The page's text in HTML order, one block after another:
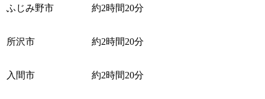
ふじみ野市 約2時間20分
所沢市 約2時間20分
入間市 約2時間20分